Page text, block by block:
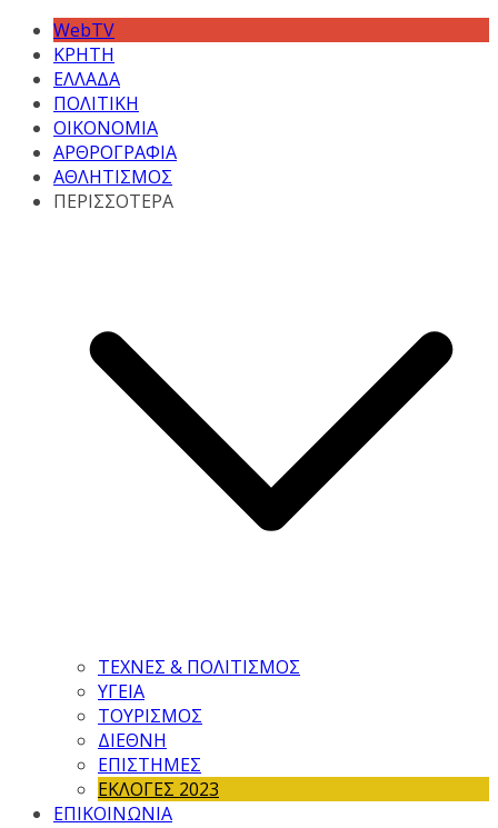
WebTV
ΚΡΗΤΗ
ΕΛΛΑΔΑ
ΠΟΛΙΤΙΚΗ
ΟΙΚΟΝΟΜΙΑ
ΑΡΘΡΟΓΡΑΦΙΑ
ΑΘΛΗΤΙΣΜΟΣ
ΠΕΡΙΣΣΟΤΕΡΑ
ΤΕΧΝΕΣ & ΠΟΛΙΤΙΣΜΟΣ
ΥΓΕΙΑ
ΤΟΥΡΙΣΜΟΣ
ΔΙΕΘΝΗ
ΕΠΙΣΤΗΜΕΣ
ΕΚΛΟΓΕΣ 2023
ΕΠΙΚΟΙΝΩΝΙΑ